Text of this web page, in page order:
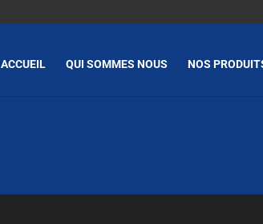
ACCUEIL QUI SOMMES NOUS NOS